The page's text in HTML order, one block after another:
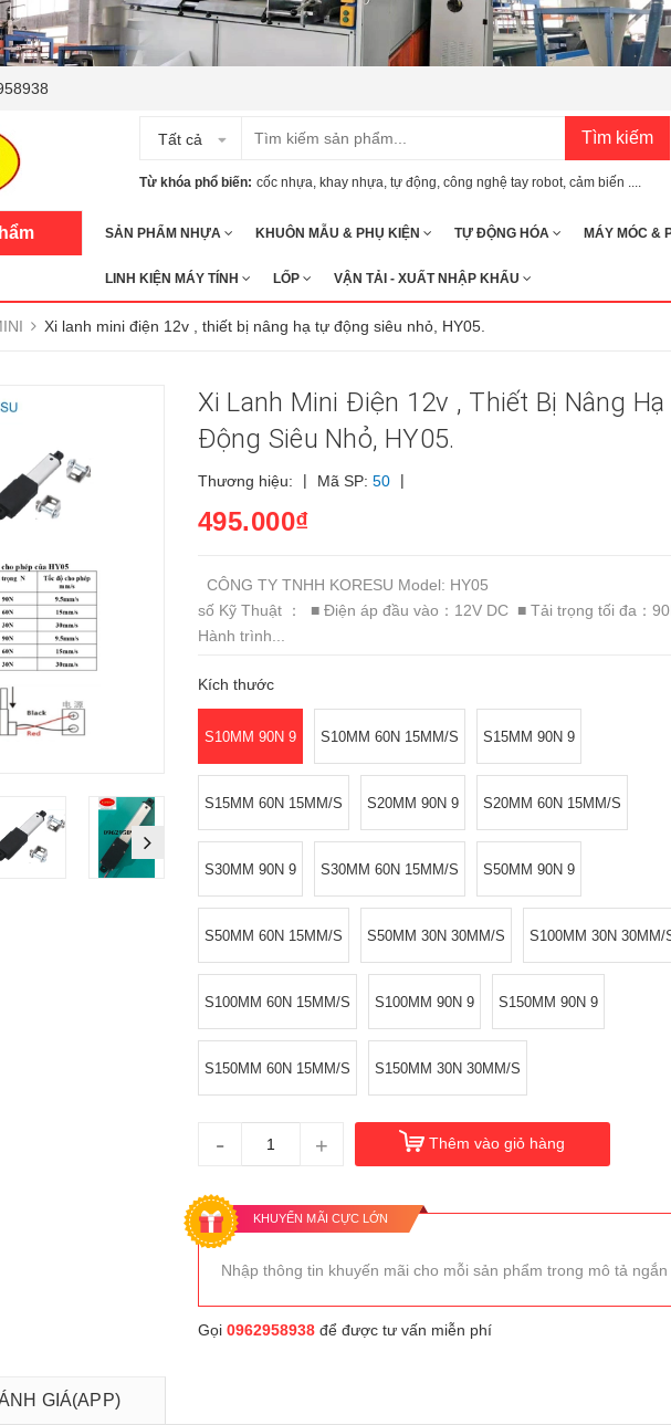
Tất cả Tìm kiếm
Từ khóa phổ biến:cốc nhựa khay nhựa tự động công nghệ tay robot cảm biến ....
SẢN PHẨM NHỰA KHUÔN MẪU & PHỤ KIỆN TỰ ĐỘNG HÓA MÁY MÓC &
LINH KIỆN MÁY TÍNH LỐP VẬN TẢI - XUẤT NHẬP KHẨU
Xi lanh mini điện 12v , thiết bị nâng hạ tự động siêu nhỏ, HY05.
Xi Lanh Mini Điện 12v , Thiết Bị Nâng
Động Siêu Nhỏ, HY05.
Thương hiệu: | Mã SP: 50 |
495.000₫
CÔNG TY TNHH KORESU Model: HY05
số Kỹ Thuật ： ■ Điện áp đầu vào：12V DC ■ Tải trọng tối đa：
Hành trình...
Kích thước
S10MM 90N 9 S10MM 60N 15MM/S S15MM 90N 9
S15MM 60N 15MM/S S20MM 90N 9 S20MM 60N 15MM/S
S30MM 90N 9 S30MM 60N 15MM/S S50MM 90N 9
S50MM 60N 15MM/S S50MM 30N 30MM/S S100MM 30N 30MM/
S100MM 60N 15MM/S S100MM 90N 9 S150MM 90N 9
S150MM 60N 15MM/S S150MM 30N 30MM/S
- + Thêm vào giỏ hàng
KHUYẾN MÃI CỰC LỚN
Nhập thông tin khuyến mãi cho mỗi sản phẩm trong mô tả ngắn
Gọi 0962958938để được tư vấn miễn phí
GIÁ(APP)